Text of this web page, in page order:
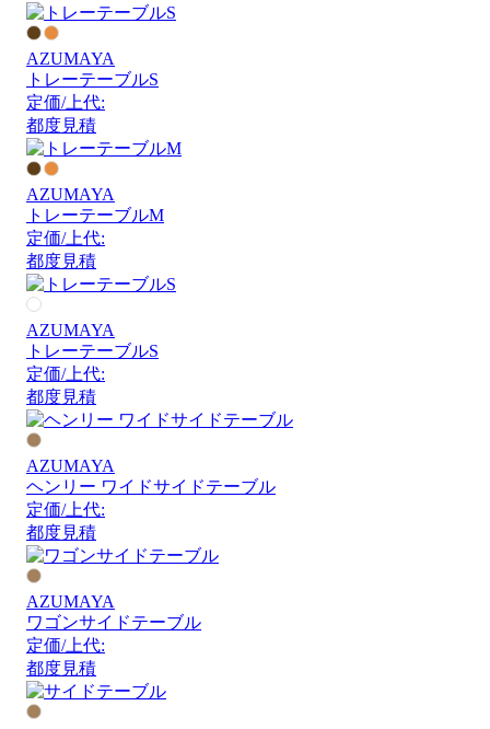
AZUMAYA
トレーテーブルS
定価/上代:
都度見積
AZUMAYA
トレーテーブルM
定価/上代:
都度見積
AZUMAYA
トレーテーブルS
定価/上代:
都度見積
AZUMAYA
ヘンリー ワイドサイドテーブル
定価/上代:
都度見積
AZUMAYA
ワゴンサイドテーブル
定価/上代:
都度見積